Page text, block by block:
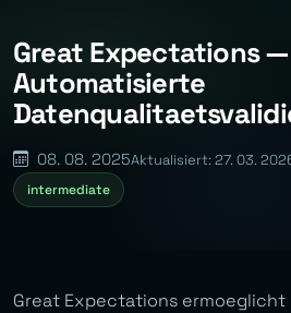
Great Expectations —
Automatisierte
08. 08. 2025Aktualisiert: 27. 03.
intermediate
Great Expectations ermoeglicht